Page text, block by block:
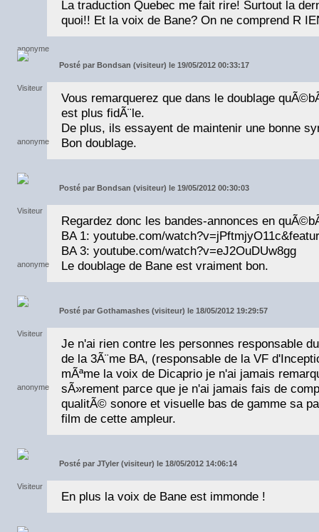
La traduction Quebec me fait rire! Surtout la
quoi!! Et la voix de Bane? On ne comprend R
Posté par Bondsan (visiteur) le 19/05/2012 00:33:17
Vous remarquerez que dans le doublage
est plus fidÃ¨le.
De plus, ils essayent de maintenir une bonne
Bon doublage.
Posté par Bondsan (visiteur) le 19/05/2012 00:30:03
Regardez donc les bandes-annonces en
BA 1: youtube.com/
BA 3: youtube.com/watch?v=eJ2OuDUw8gg
Le doublage de Bane est vraiment bon.
Posté par Gothamashes (visiteur) le 18/05/2012 19:29:57
Je n'ai rien contre les personnes responsable
de la 3Ã¨me BA, (responsable de la VF
mÃªme la voix de Dicaprio je n'ai jamais
sÃ»rement parce que je n'ai jamais fais de
qualitÃ© sonore et visuelle bas de gamme sa
film de cette ampleur.
Posté par JTyler (visiteur) le 18/05/2012 14:06:14
En plus la voix de Bane est immonde !